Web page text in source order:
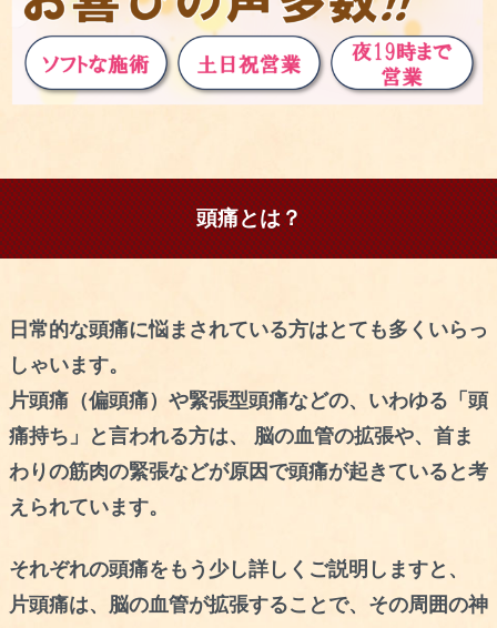
頭痛とは？
日常的な頭痛に悩まされている方はとても多くいらっ
しゃいます。
片頭痛（偏頭痛）や緊張型頭痛などの、いわゆる「頭
痛持ち」と言われる方は、 脳の血管の拡張や、首ま
わりの筋肉の緊張などが原因で頭痛が起きていると考
えられています。
それぞれの頭痛をもう少し詳しくご説明しますと、
片頭痛は、脳の血管が拡張することで、その周囲の神